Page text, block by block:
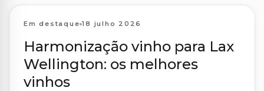
Harmonizações
Em destaque 18 julho 2026
Harmonização vinho para Lax
Wellington: os melhores
vinhos